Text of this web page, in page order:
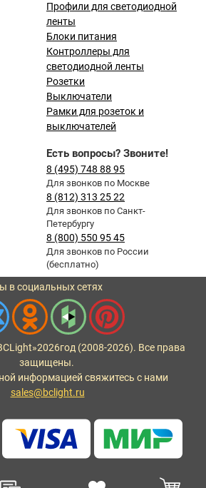
Профили для светодиодной
ленты
Блоки питания
Контроллеры для
светодиодной ленты
Розетки
Выключатели
Рамки для розеток и
выключателей
Есть вопросы? Звоните!
8 (495) 748 88 95
Для звонков по Москве
8 (812) 313 25 22
Для звонков по Санкт-
Петербургу
8 (800) 550 95 45
Для звонков по России
(бесплатно)
в социальных сетях
2026год (2008-2026). Все права
защищены.
информацией свяжитесь с нами
sales@bclight.ru